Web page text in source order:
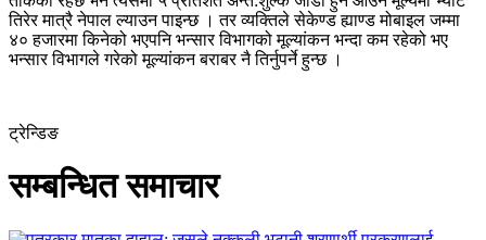
तिरेर मात्रै नेपाल ल्याउन पाइन्छ । तर व्यक्तिले सेकेण्ड ह्याण्ड मोबाइल जम्मा
४० हजारमा किनेको भएपनि भन्सार विभागको मूल्यांकन भन्दा कम रहेको भए
भन्सार विभागले गरेको मूल्यांकन बराबर नै तिर्नुपर्ने हुन्छ ।
ट्रेन्डिङ
सम्बन्धित समाचार